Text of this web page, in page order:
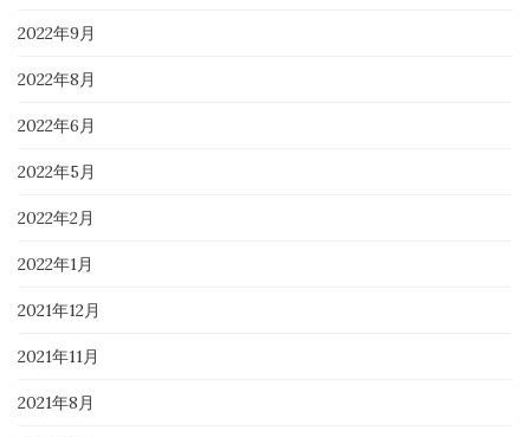
2022年9月
2022年8月
2022年6月
2022年5月
2022年2月
2022年1月
2021年12月
2021年11月
2021年8月